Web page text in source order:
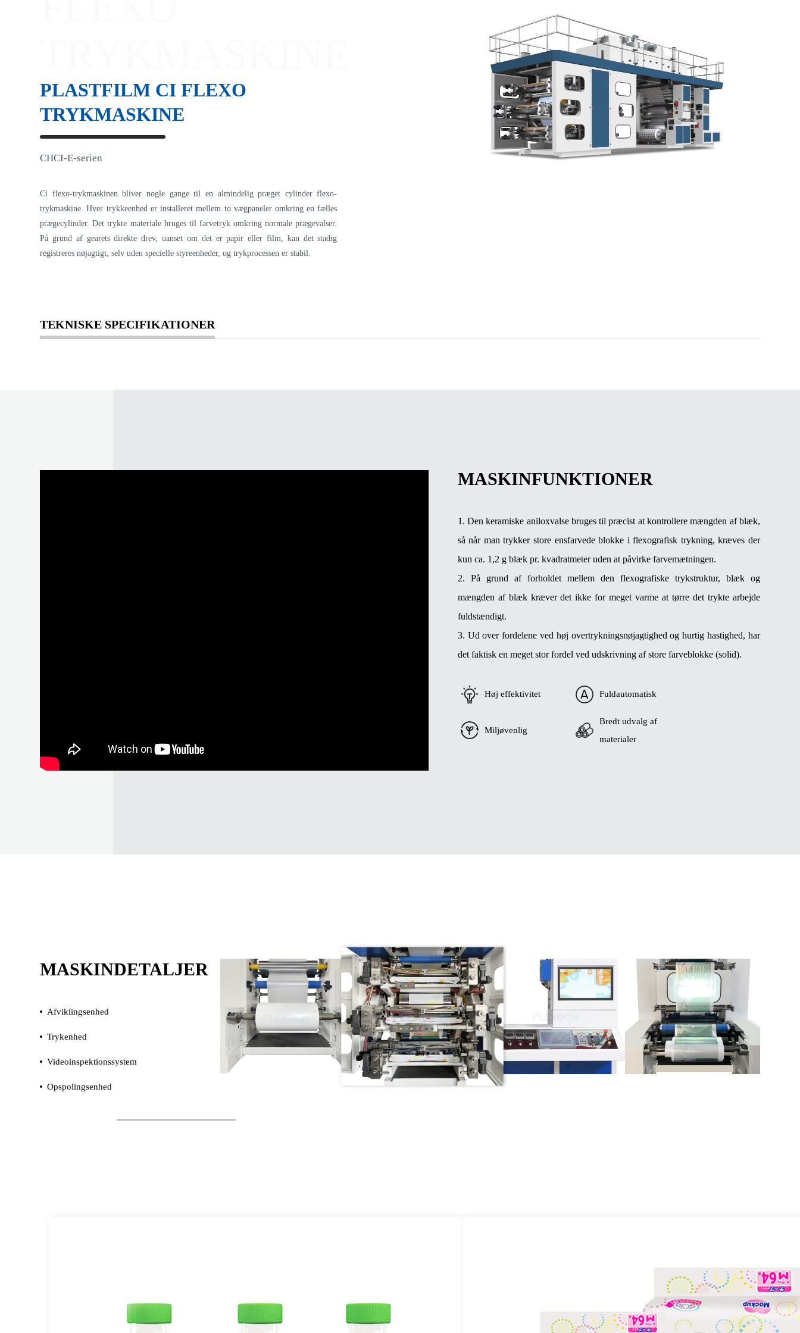
PLASTFILM CI FLEXO
TRYKMASKINE
CHCI-E-serien
Ci flexo-trykmaskinen bliver nogle gange til en almindelig præget cylinder flexo-
trykmaskine. Hver trykkeenhed er installeret mellem to vægpaneler omkring en fælles
prægecylinder. Det trykte materiale bruges til farvetryk omkring normale prægevalser.
På grund af gearets direkte drev, uanset om det er papir eller film, kan det stadig
registreres nøjagtigt, selv uden specielle styreenheder, og trykprocessen er stabil.
TEKNISKE SPECIFIKATIONER
MASKINFUNKTIONER
1. Den keramiske aniloxvalse bruges til præcist at kontrollere mængden af ​​blæk,
så når man trykker store ensfarvede blokke i flexografisk trykning, kræves der
kun ca. 1,2 g blæk pr. kvadratmeter uden at påvirke farvemætningen.
2. På grund af forholdet mellem den flexografiske trykstruktur, blæk og
mængden af ​​blæk kræver det ikke for meget varme at tørre det trykte arbejde
fuldstændigt.
3. Ud over fordelene ved høj overtrykningsnøjagtighed og hurtig hastighed, har
det faktisk en meget stor fordel ved udskrivning af store farveblokke (solid).
Høj effektivitet Fuldautomatisk
Miljøvenlig
Bredt udvalg af
materialer
MASKINDETALJER
Afviklingsenhed
Trykenhed
Videoinspektionssystem
Opspolingsenhed